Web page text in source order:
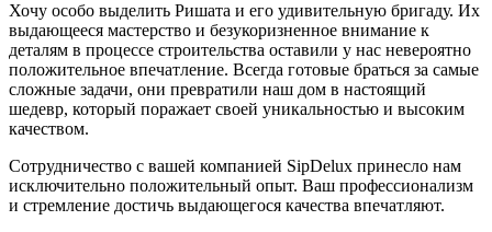
Хочу особо выделить Ришата и его удивительную бригаду. Их
выдающееся мастерство и безукоризненное внимание к
деталям в процессе строительства оставили у нас невероятно
положительное впечатление. Всегда готовые браться за самые
сложные задачи, они превратили наш дом в настоящий
шедевр, который поражает своей уникальностью и высоким
качеством.
Сотрудничество с вашей компанией SipDelux принесло нам
исключительно положительный опыт. Ваш профессионализм
и стремление достичь выдающегося качества впечатляют.